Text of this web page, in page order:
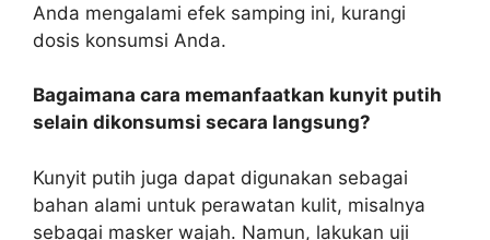
Anda mengalami efek samping ini, kurangi
dosis konsumsi Anda.
Bagaimana cara memanfaatkan kunyit putih
selain dikonsumsi secara langsung?
Kunyit putih juga dapat digunakan sebagai
bahan alami untuk perawatan kulit, misalnya
sebagai masker wajah. Namun, lakukan uji